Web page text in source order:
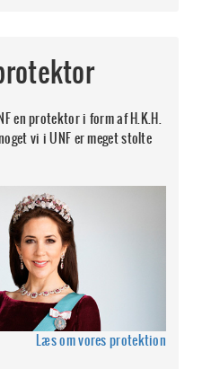
en protektor i form af H.K.H.
vi i UNF er meget stolte
Læs om vores protektion